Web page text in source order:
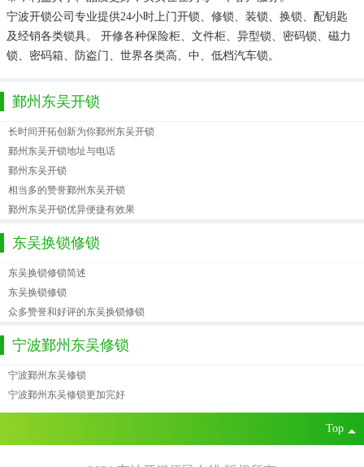
宁波开锁公司专业提供24小时上门开锁、修锁、装锁、换锁、配钥匙
及经销各类锁具。 开修各种保险柜、文件柜、异型锁、密码锁、磁力
锁、密码箱、防盗门、世界各类高、中、低档汽车锁。
鄞州东吴开锁
长时间开拓创新为你鄞州东吴开锁
鄞州东吴开锁地址与电话
鄞州东吴开锁
相当多的赞誉鄞州东吴开锁
鄞州东吴开锁优异便捷有效果
东吴换锁修锁
东吴换锁修锁简述
东吴换锁修锁
众多赞誉和好评的东吴换锁修锁
宁波鄞州东吴修锁
宁波鄞州东吴修锁
宁波鄞州东吴修锁更加完好
Top